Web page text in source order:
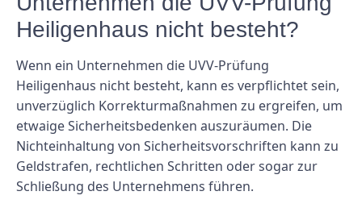
Heiligenhaus nicht besteht?
Wenn ein Unternehmen die UVV-Prüfung
Heiligenhaus nicht besteht, kann es verpflichtet sein,
unverzüglich Korrekturmaßnahmen zu ergreifen, um
etwaige Sicherheitsbedenken auszuräumen. Die
Nichteinhaltung von Sicherheitsvorschriften kann zu
Geldstrafen, rechtlichen Schritten oder sogar zur
Schließung des Unternehmens führen.